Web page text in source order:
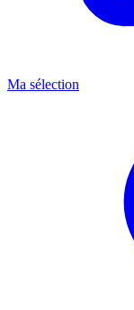
Ma sélection